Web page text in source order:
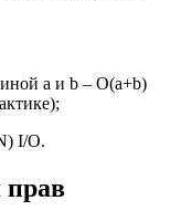
a и b – O(a+b)
I/O.
прав